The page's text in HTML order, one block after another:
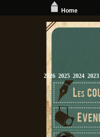
2026 2025 2024 2023
Home